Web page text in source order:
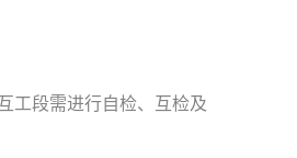
工段需进行自检、互检及